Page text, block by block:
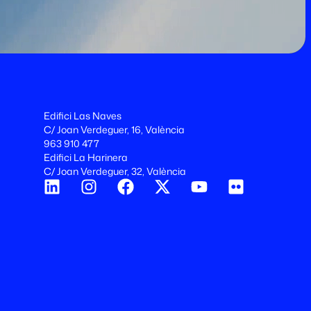
Edifici Las Naves
C/ Joan Verdeguer, 16, València
963 910 477
Edifici La Harinera
C/ Joan Verdeguer, 32, València